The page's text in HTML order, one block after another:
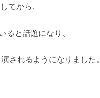
てから。
ると話題になり、
されるようになりました。